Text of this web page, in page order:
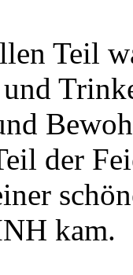
Teil
der
kam.